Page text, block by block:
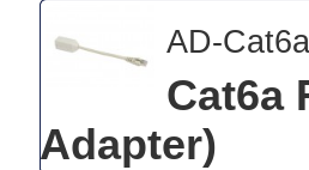
AD-
Cat6a
Adapter)